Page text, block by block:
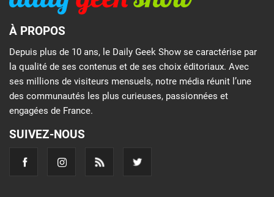
À PROPOS
Depuis plus de 10 ans, le Daily Geek Show se caractérise par
la qualité de ses contenus et de ses choix éditoriaux. Avec
ses millions de visiteurs mensuels, notre média réunit l’une
des communautés les plus curieuses, passionnées et
engagées de France.
SUIVEZ-NOUS